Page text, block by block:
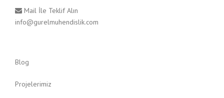
Mail İle Teklif Alın
info@gurelmuhendislik.com
Blog
Projelerimiz